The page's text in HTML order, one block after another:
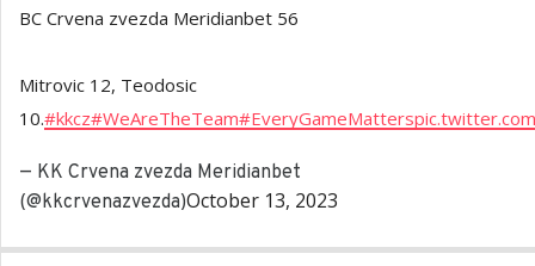
BC Crvena zvezda Meridianbet 56
Mitrovic 12, Teodosic
10.#kkcz#WeAreTheTeam#EveryGameMatters
— KK Crvena zvezda Meridianbet
(@kkcrvenazvezda)October 13, 2023